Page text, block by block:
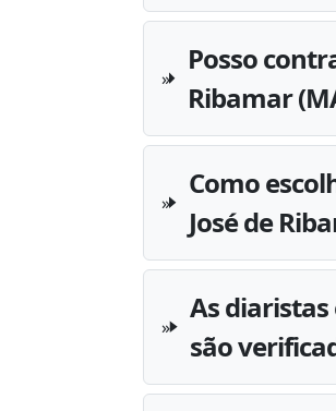
Posso
Ribamar
Como
José de
As diaristas
são